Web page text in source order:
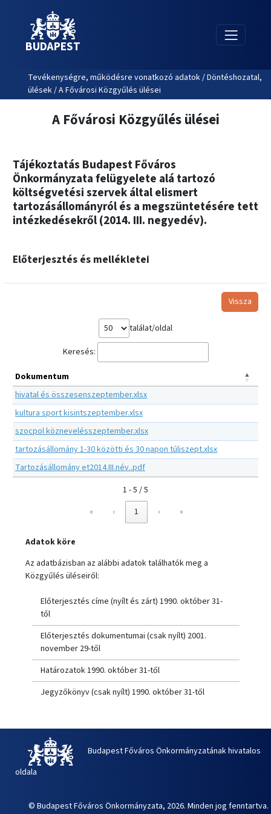
BUDAPEST
Tevékenységre, működésre vonatkozó adatok / Döntéshozatal,
ülések / A Fővárosi Közgyűlés ülései
A Fővárosi Közgyűlés ülései
Tájékoztatás Budapest Főváros
Önkormányzata felügyelete alá tartozó
költségvetési szervek által elismert
tartozásállományról és a megszüntetésére tett
intézkedésekről (2014. III. negyedév).
Előterjesztés és mellékletei
Vissza
találat/oldal
Keresés:
Dokumentum
hivatal és összesenszeptember.xlsx
kultura sport kisintszeptember.xlsx
szocpol köznevelésszeptember.xlsx
tartozásállomány 1-30 közötti és 30 napon túliszept.xlsx
Tartozásállomány et2014.III.név..pdf
1 - 5 / 5
«
‹ 1 › »
Adatok köre
Az adatbázisban az alábbi adatok találhatók meg a
Közgyűlés üléseiről:
Előterjesztés címe (nyílt és zárt) 1990. október 31-
től
Előterjesztés dokumentumai (csak nyílt) 2001.
november 29-től
Határozatok 1990. október 31-től
Jegyzőkönyv (csak nyílt) 1990. október 31-től
Budapest Főváros Önkormányzatának hivatalos
oldala
© Budapest Főváros Önkormányzata, 2026. Minden jog fenntartva.